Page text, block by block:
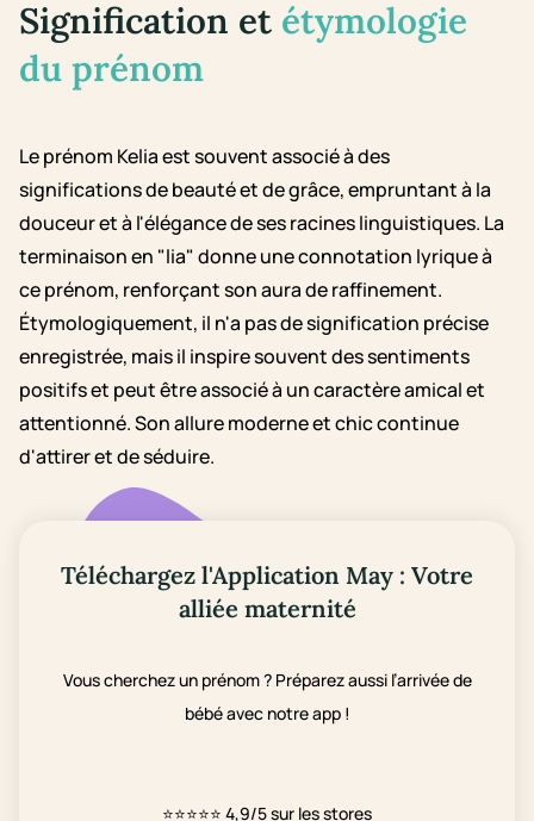
Signification et étymologie
du prénom
Le prénom Kelia est souvent associé à des
significations de beauté et de grâce, empruntant à la
douceur et à l'élégance de ses racines linguistiques. La
terminaison en "lia" donne une connotation lyrique à
ce prénom, renforçant son aura de raffinement.
Étymologiquement, il n'a pas de signification précise
enregistrée, mais il inspire souvent des sentiments
positifs et peut être associé à un caractère amical et
attentionné. Son allure moderne et chic continue
d'attirer et de séduire.
Téléchargez l'Application May : Votre
alliée maternité
Vous cherchez un prénom ? Préparez aussi l’arrivée de
bébé avec notre app !
⭐⭐⭐⭐⭐ 4,9/5 sur les stores